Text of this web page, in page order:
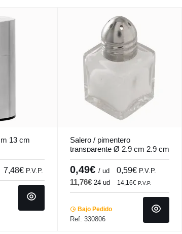
13 cm
7,48€ P.V.P.
Salero / pimentero
transparente Ø 2,9 cm 2,9 cm
x 5,1 cm Cube Pro.mundi
0,49€ / ud 0,59€ P.V.P.
11,76€ 24 ud 14,16€ P.V.P.
Bajo Pedido
Ref: 330806